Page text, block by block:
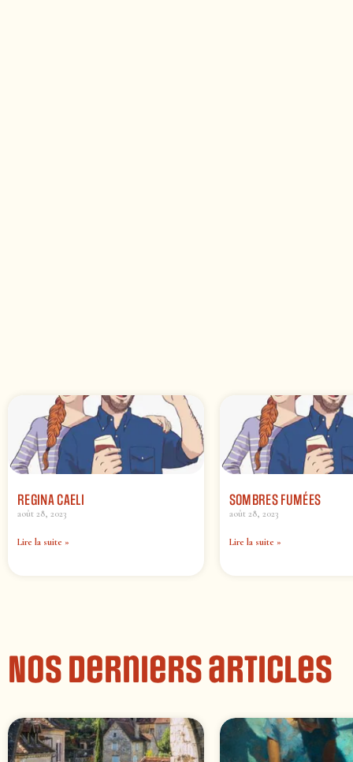
REGINA CAELI
août 28, 2023
Lire la suite »
SOMBRES FUMÉES
août 28, 2023
Lire la suite »
Nos derniers articles